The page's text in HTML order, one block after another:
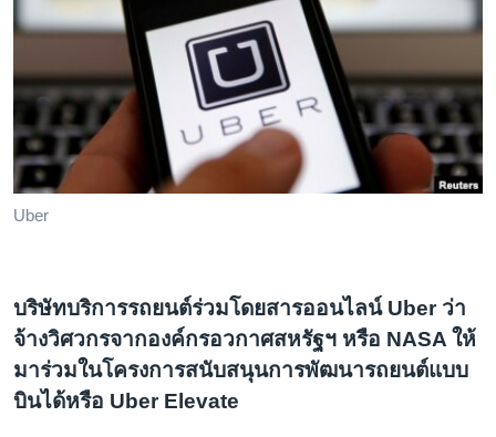
ค้นหา
สังคมและสุขภาพ
ตรวจสอบข่าว
เรียนรู้ภาษาอังกฤษ
พอดคาสต์
เลือกภาษา
Uber
บริษัทบริการรถยนต์ร่วมโดยสารออนไลน์ Uber ว่า
จ้างวิศวกรจากองค์กรอวกาศสหรัฐฯ หรือ NASA ให้
มาร่วมในโครงการสนับสนุนการพัฒนารถยนต์แบบ
บินได้หรือ Uber Elevate